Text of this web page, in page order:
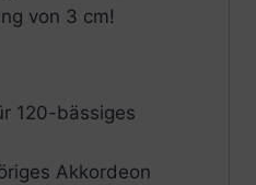
von 3 cm!
120-bässiges
Akkordeon